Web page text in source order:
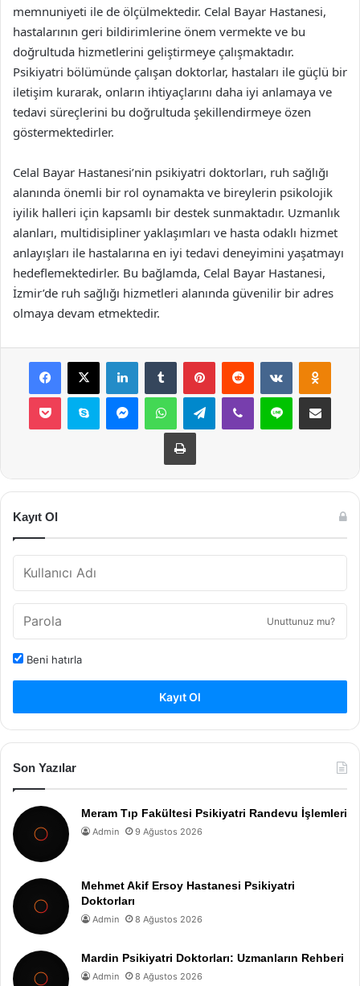
memnuniyeti ile de ölçülmektedir. Celal Bayar Hastanesi,
hastalarının geri bildirimlerine önem vermekte ve bu
doğrultuda hizmetlerini geliştirmeye çalışmaktadır.
Psikiyatri bölümünde çalışan doktorlar, hastaları ile güçlü bir
iletişim kurarak, onların ihtiyaçlarını daha iyi anlamaya ve
tedavi süreçlerini bu doğrultuda şekillendirmeye özen
göstermektedirler.
Celal Bayar Hastanesi’nin psikiyatri doktorları, ruh sağlığı
alanında önemli bir rol oynamakta ve bireylerin psikolojik
iyilik halleri için kapsamlı bir destek sunmaktadır. Uzmanlık
alanları, multidisipliner yaklaşımları ve hasta odaklı hizmet
anlayışları ile hastalarına en iyi tedavi deneyimini yaşatmayı
hedeflemektedirler. Bu bağlamda, Celal Bayar Hastanesi,
İzmir’de ruh sağlığı hizmetleri alanında güvenilir bir adres
olmaya devam etmektedir.
Facebook
X LinkedInTumblr PinterestReddit VKontakte
Pocket Skype MessengerWhatsAppTelegramViber Line E-Posta ile
Yazdır
Kayıt Ol
Unuttunuz mu?
Beni hatırla
Kayıt Ol
Son Yazılar
Meram Tıp Fakültesi Psikiyatri Randevu İşlemleri
Admin 9 Ağustos 2026
Mehmet Akif Ersoy Hastanesi Psikiyatri
Doktorları
Admin 8 Ağustos 2026
Mardin Psikiyatri Doktorları: Uzmanların Rehberi
Admin 8 Ağustos 2026